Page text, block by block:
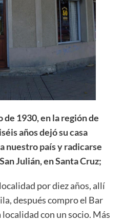
1930, en la región de
años dejó su casa
nuestro país y radicarse
Julián, en Santa Cruz;
por diez años, allí
después compro el Bar
localidad con un socio. Más